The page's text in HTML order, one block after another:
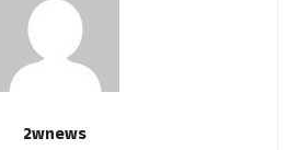
2wnews